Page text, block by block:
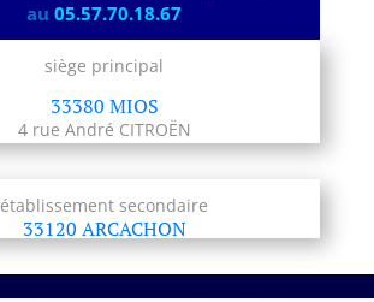
au05.57.70.18.67
siège principal
33380 MIOS
4 rue André CITROËN
établissement secondaire
33120 ARCACHON